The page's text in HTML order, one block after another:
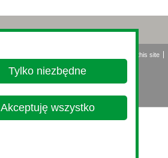
About this site
Tylko niezbędne
Akceptuję wszystko